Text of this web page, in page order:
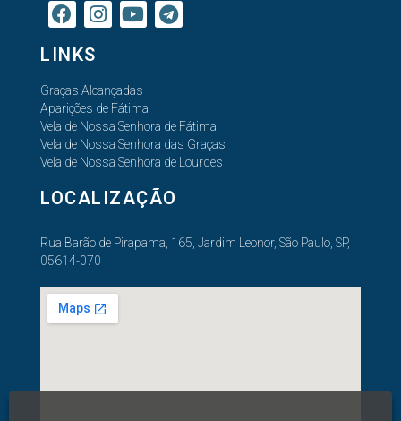
LINKS
Graças Alcançadas
Aparições de Fátima
Vela de Nossa Senhora de Fátima
Vela de Nossa Senhora das Graças
Vela de Nossa Senhora de Lourdes
LOCALIZAÇÃO
Rua Barão de Pirapama, 165, Jardim Leonor, São Paulo, SP,
05614-070